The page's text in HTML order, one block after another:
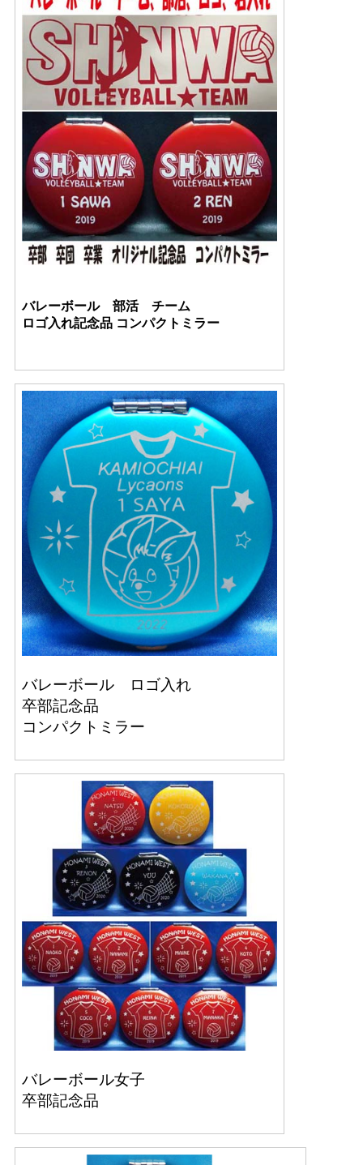
バレーボール 部活 チーム
ロゴ入れ記念品 コンパクトミラー
バレーボール ロゴ入れ
卒部記念品
コンパクトミラー
バレーボール女子
卒部記念品